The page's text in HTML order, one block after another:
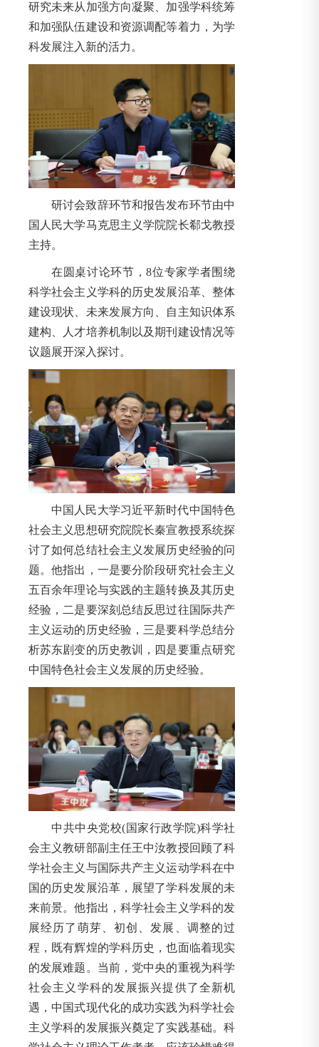
研究未来从加强方向凝聚、加强学科统筹
和加强队伍建设和资源调配等着力，为学
科发展注入新的活力。
研讨会致辞环节和报告发布环节由中
国人民大学马克思主义学院院长郗戈教授
主持。
在圆桌讨论环节，8位专家学者围绕
科学社会主义学科的历史发展沿革、整体
建设现状、未来发展方向、自主知识体系
建构、人才培养机制以及期刊建设情况等
议题展开深入探讨。
中国人民大学习近平新时代中国特色
社会主义思想研究院院长秦宣教授系统探
讨了如何总结社会主义发展历史经验的问
题。他指出，一是要分阶段研究社会主义
五百余年理论与实践的主题转换及其历史
经验，二是要深刻总结反思过往国际共产
主义运动的历史经验，三是要科学总结分
析苏东剧变的历史教训，四是要重点研究
中国特色社会主义发展的历史经验。
中共中央党校(国家行政学院)科学社
会主义教研部副主任王中汝教授回顾了科
学社会主义与国际共产主义运动学科在中
国的历史发展沿革，展望了学科发展的未
来前景。他指出，科学社会主义学科的发
展经历了萌芽、初创、发展、调整的过
程，既有辉煌的学科历史，也面临着现实
的发展难题。当前，党中央的重视为科学
社会主义学科的发展振兴提供了全新机
遇，中国式现代化的成功实践为科学社会
主义学科的发展振兴奠定了实践基础。科